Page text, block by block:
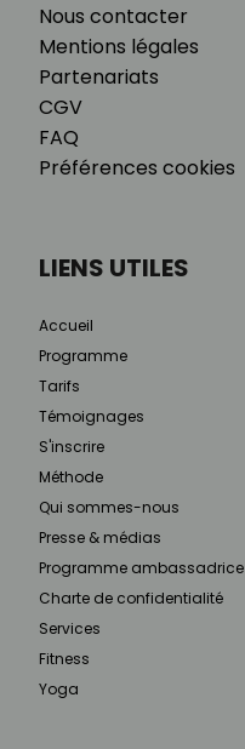
Nous contacter
Mentions légales
Partenariats
CGV
FAQ
Préférences cookies
LIENS UTILES
Accueil
Programme
Tarifs
Témoignages
S'inscrire
Méthode
Qui sommes-nous
Presse & médias
Programme ambassadrice
Charte de confidentialité
Services
Fitness
Yoga